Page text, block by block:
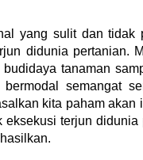
yang sulit dan tidak
didunia pertanian.
tanaman
semangat
kita paham
terjun